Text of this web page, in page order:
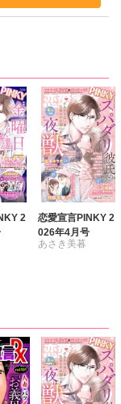
2
恋愛宣言PINKY 2
026年4月号
あさき美暮
紫賀サヲリ
小鳥晶
松本ゆうか
水瀬友美